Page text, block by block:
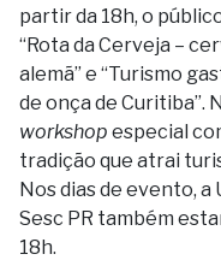
partir da 18h, o
“Rota da Cerveja –
alemã” e “Turismo
de onça de Curitiba”.
workshop especial
tradição que atrai
Nos dias de evento, a
Sesc PR também
18h.